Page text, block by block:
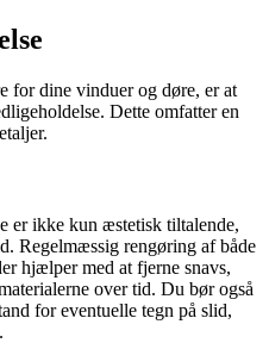
for dine vinduer og døre, er at
Dette omfatter en
er ikke kun æstetisk tiltalende,
Regelmæssig rengøring af både
hjælper med at fjerne snavs,
over tid. Du bør også
for eventuelle tegn på slid,